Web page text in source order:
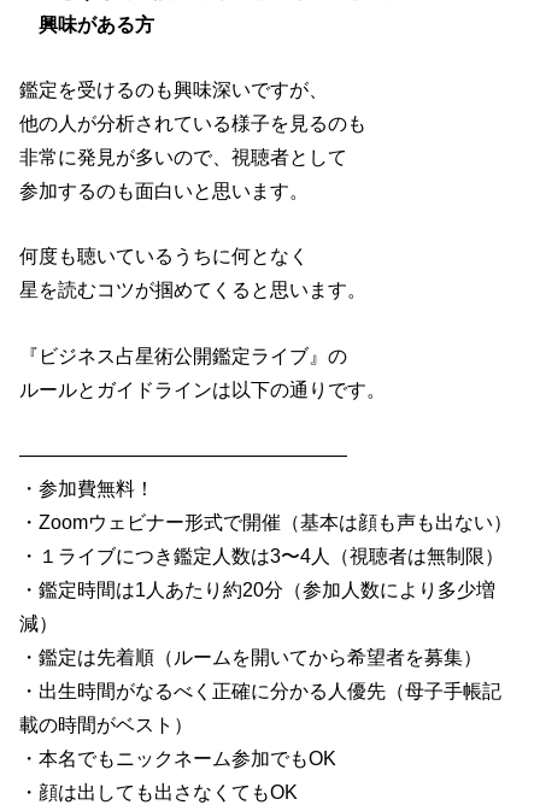
興味がある方
鑑定を受けるのも興味深いですが、
他の人が分析されている様子を見るのも
非常に発見が多いので、視聴者として
参加するのも面白いと思います。
何度も聴いているうちに何となく
星を読むコツが掴めてくると思います。
『ビジネス占星術公開鑑定ライブ』の
ルールとガイドラインは以下の通りです。
—————————————————
・参加費無料！
・Zoomウェビナー形式で開催（基本は顔も声も出ない）
・１ライブにつき鑑定人数は3〜4人（視聴者は無制限）
・鑑定時間は1人あたり約20分（参加人数により多少増
減）
・鑑定は先着順（ルームを開いてから希望者を募集）
・出生時間がなるべく正確に分かる人優先（母子手帳記
載の時間がベスト）
・本名でもニックネーム参加でもOK
・顔は出しても出さなくてもOK